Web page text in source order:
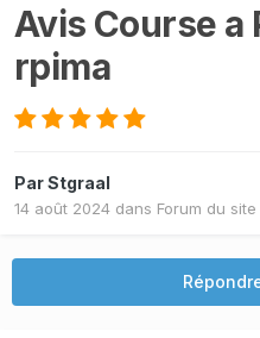
Avis Course a
rpima
ParStgraal
14 août 2024 dans Forum du